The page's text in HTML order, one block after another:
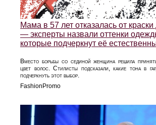
Мама в 57 лет отказалась от
— эксперты назвали оттенки
которые подчеркнут её
Вместо борьбы со сединой женщина решила
цвет волос. Стилисты подсказали, какие тона в
подчеркнуть этот выбор.
FashionPromo